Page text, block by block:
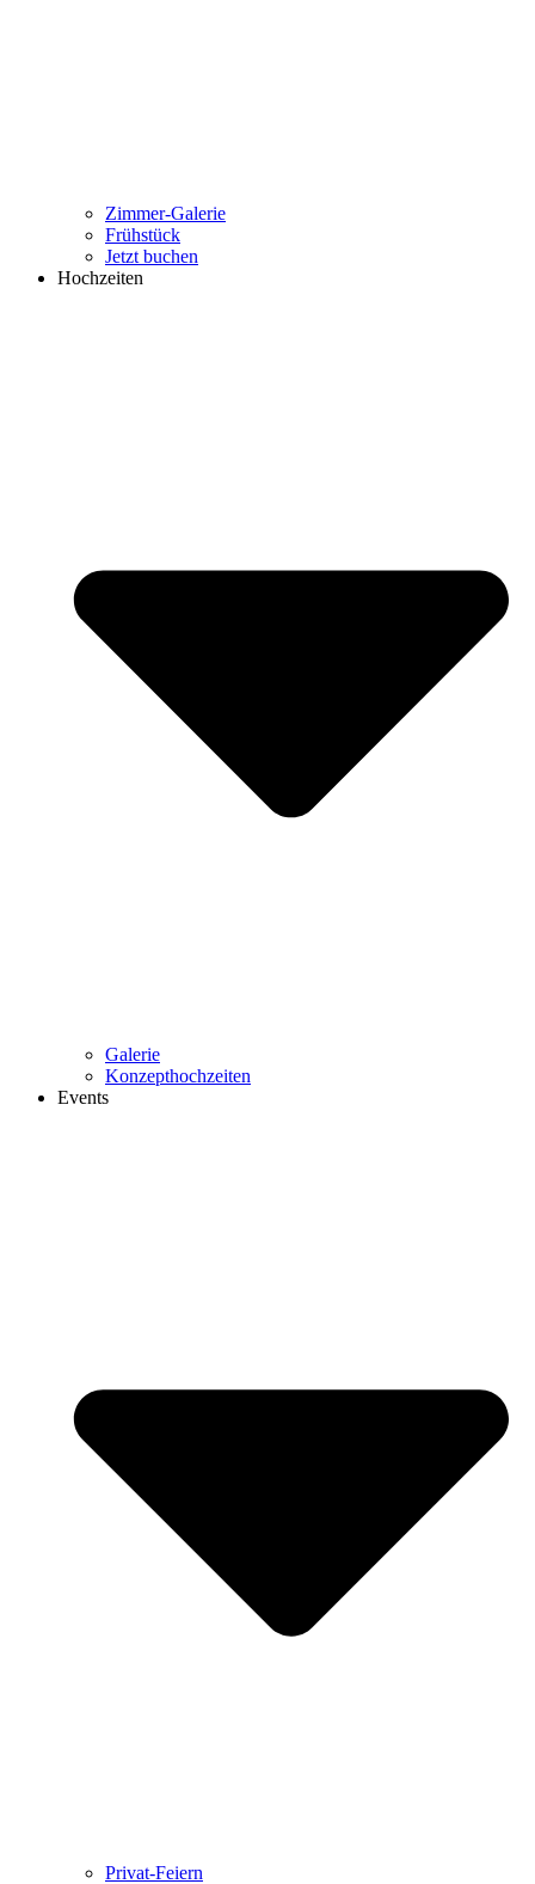
Zimmer-Galerie
Frühstück
Jetzt buchen
Hochzeiten
Galerie
Konzepthochzeiten
Events
Privat-Feiern